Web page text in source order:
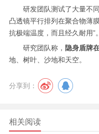
研发团队测试了大量不
凸透镜平行排列在聚合物薄
抗极端温度，而且经久耐用”。
研究团队称， 隐身盾牌
地、树叶、沙地和天空。
分享到：
相关阅读